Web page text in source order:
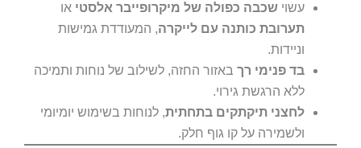
עשוי שכבה כפולה של מיקרופייבר אלסטי או
תערובת כותנה עם לייקרה, המעודדת גמישות
וניידות.
בד פנימי רך באזור החזה, לשילוב של נוחות ותמיכה
ללא הרגשת גירוי.
לחצני תיקתקים בתחתית, לנוחות בשימוש יומיומי
ולשמירה על קו גוף חלק.